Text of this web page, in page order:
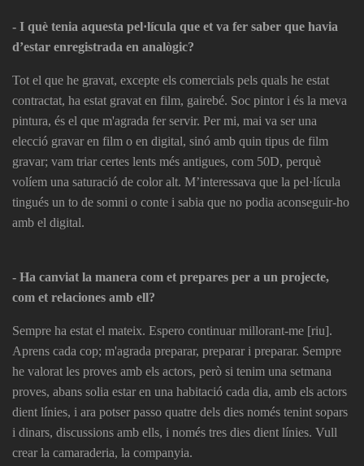
- I què tenia aquesta pel·lícula que et va fer saber que havia
d’estar enregistrada en analògic?
Tot el que he gravat, excepte els comercials pels quals he estat
contractat, ha estat gravat en film, gairebé. Soc pintor i és la meva
pintura, és el que m'agrada fer servir. Per mi, mai va ser una
elecció gravar en film o en digital, sinó amb quin tipus de film
gravar; vam triar certes lents més antigues, com 50D, perquè
volíem una saturació de color alt. M’interessava que la pel·lícula
tingués un to de somni o conte i sabia que no podia aconseguir-ho
amb el digital.
- Ha canviat la manera com et prepares per a un projecte,
com et relaciones amb ell?
Sempre ha estat el mateix. Espero continuar millorant-me [riu].
Aprens cada cop; m'agrada preparar, preparar i preparar. Sempre
he valorat les proves amb els actors, però si tenim una setmana
proves, abans solia estar en una habitació cada dia, amb els actors
dient línies, i ara potser passo quatre dels dies només tenint sopars
i dinars, discussions amb ells, i només tres dies dient línies. Vull
crear la camaraderia, la companyia.